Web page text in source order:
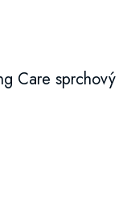
Care sprchový